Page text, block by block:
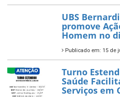
UBS
promove
Homem no
Publicado em: 15 de
Turno
Saúde
Serviços em